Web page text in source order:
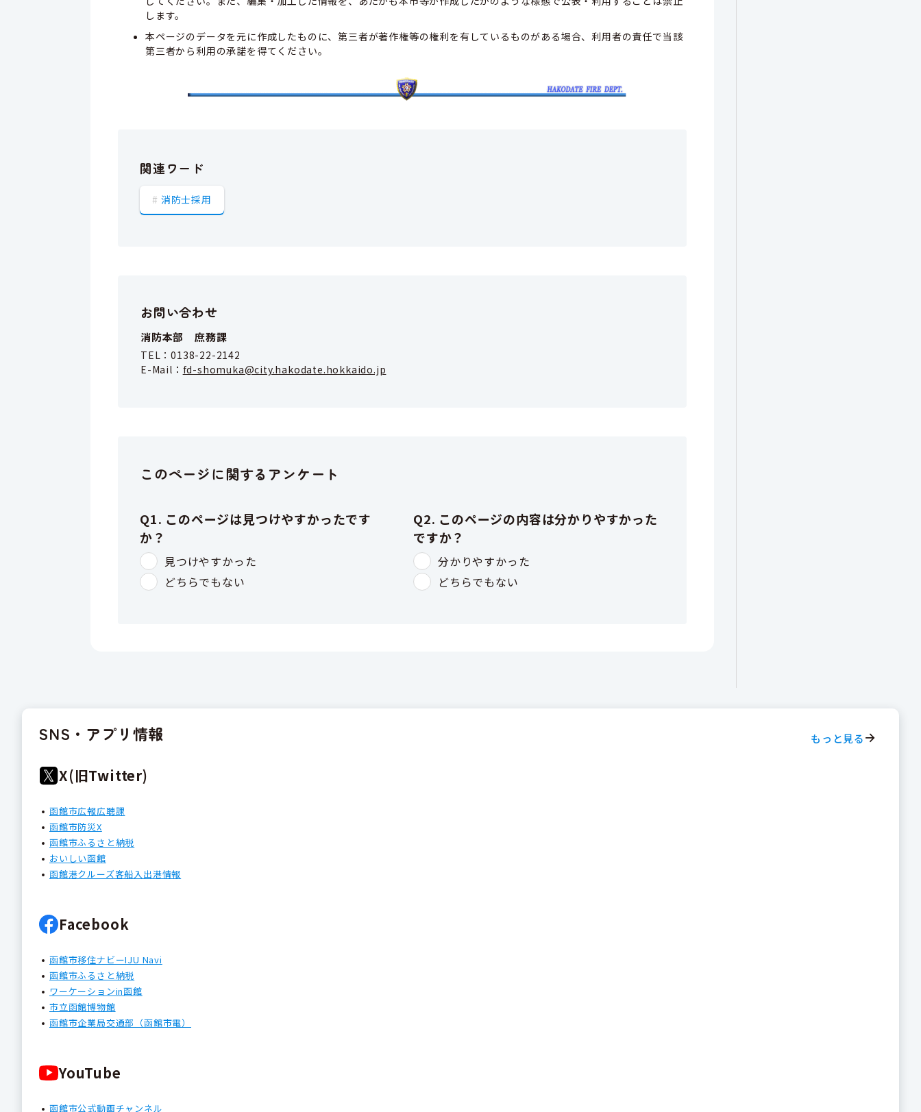
します。
本ページのデータを元に作成したものに、第三者が著作権等の権利を有しているものがある場合、利用者の責任で当該
第三者から利用の承諾を得てください。
関連ワード
消防士採用
お問い合わせ
消防本部 庶務課
TEL：0138-22-2142
E-Mail： fd-shomuka@city.hakodate.hokkaido.jp
このページに関するアンケート
SNS・アプリ情報 もっと見る
X(旧Twitter)
函館市広報広聴課
函館市防災X
函館市ふるさと納税
おいしい函館
函館港クルーズ客船入出港情報
Facebook
函館市移住ナビーIJU Navi
函館市ふるさと納税
ワーケーションin函館
市立函館博物館
函館市企業局交通部（函館市電）
YouTube
函館市公式動画チャンネル